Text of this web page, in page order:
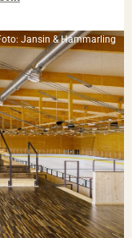
Jansin & Hammarling